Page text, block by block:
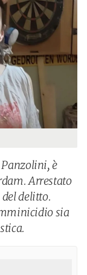
è
Arrestato
delitto.
sia